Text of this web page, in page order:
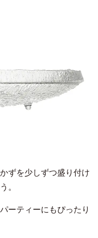
ずを少しずつ盛り付け
。
ーティーにもぴったり